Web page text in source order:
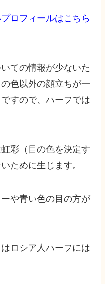
ロフィールはこちら
ての情報が少ないた
色以外の顔立ちが一
すので、ハーフでは
彩（目の色を決定す
ために生じます。
や青い色の目の方が
ロシア人ハーフには